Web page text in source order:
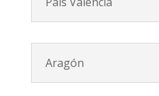
Aragón